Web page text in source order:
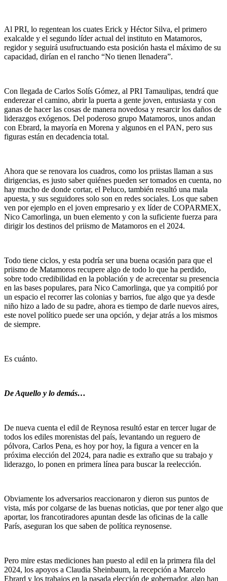
Al PRI, lo regentean los cuates Erick y Héctor Silva, el primero
exalcalde y el segundo líder actual del instituto en Matamoros,
regidor y seguirá usufructuando esta posición hasta el máximo de su
capacidad, dirían en el rancho “No tienen llenadera”.
Con llegada de Carlos Solís Gómez, al PRI Tamaulipas, tendrá que
enderezar el camino, abrir la puerta a gente joven, entusiasta y con
ganas de hacer las cosas de manera novedosa y resarcir los daños de
liderazgos exógenos. Del poderoso grupo Matamoros, unos andan
con Ebrard, la mayoría en Morena y algunos en el PAN, pero sus
figuras están en decadencia total.
Ahora que se renovara los cuadros, como los priistas llaman a sus
dirigencias, es justo saber quiénes pueden ser tomados en cuenta, no
hay mucho de donde cortar, el Peluco, también resultó una mala
apuesta, y sus seguidores solo son en redes sociales. Los que saben
ven por ejemplo en el joven empresario y ex líder de COPARMEX,
Nico Camorlinga, un buen elemento y con la suficiente fuerza para
dirigir los destinos del priismo de Matamoros en el 2024.
Todo tiene ciclos, y esta podría ser una buena ocasión para que el
priismo de Matamoros recupere algo de todo lo que ha perdido,
sobre todo credibilidad en la población y de acrecentar su presencia
en las bases populares, para Nico Camorlinga, que ya compitió por
un espacio el recorrer las colonias y barrios, fue algo que ya desde
niño hizo a lado de su padre, ahora es tiempo de darle nuevos aires,
este novel político puede ser una opción, y dejar atrás a los mismos
de siempre.
Es cuánto.
De Aquello y lo demás…
De nueva cuenta el edil de Reynosa resultó estar en tercer lugar de
todos los ediles morenistas del país, levantando un reguero de
pólvora, Carlos Pena, es hoy por hoy, la figura a vencer en la
próxima elección del 2024, para nadie es extraño que su trabajo y
liderazgo, lo ponen en primera línea para buscar la reelección.
Obviamente los adversarios reaccionaron y dieron sus puntos de
vista, más por colgarse de las buenas noticias, que por tener algo que
aportar, los francotiradores apuntan desde las oficinas de la calle
París, aseguran los que saben de política reynosense.
Pero mire estas mediciones han puesto al edil en la primera fila del
2024, los apoyos a Claudia Sheinbaum, la recepción a Marcelo
Ebrard y los trabajos en la pasada elección de gobernador, algo han